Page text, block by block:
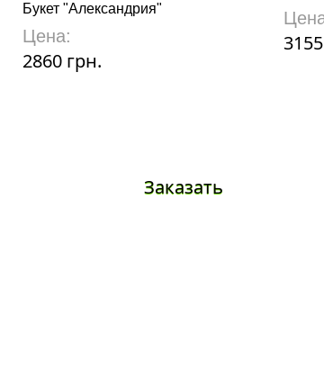
Букет "Александрия"
Цена:
2860 грн.
Заказать